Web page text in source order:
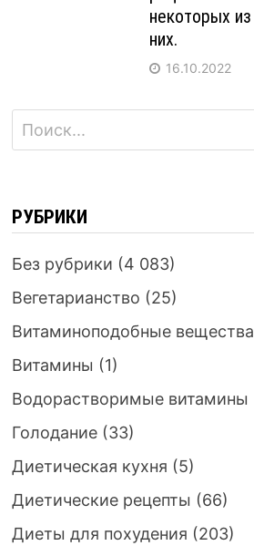
некоторых из
них.
16.10.2022
Найти:
РУБРИКИ
Без рубрики (4 083)
Вегетарианство (25)
Витаминоподобные вещества
Витамины (1)
Водорастворимые витамины
Голодание(33)
Диетическая кухня (5)
Диетические рецепты (66)
Диеты для похудения (203)